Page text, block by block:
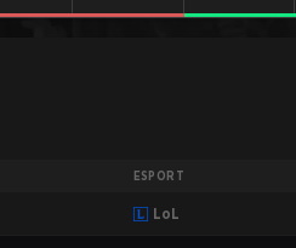
ESPORT
LoL